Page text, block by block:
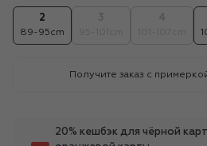
2
89-95cm
Получите заказ с
20% кешбэк для чёрной